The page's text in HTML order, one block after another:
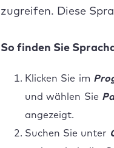
zugreifen. Diese
So finden Sie
Klicken Sie im
und wählen Sie
angezeigt.
Suchen Sie unter